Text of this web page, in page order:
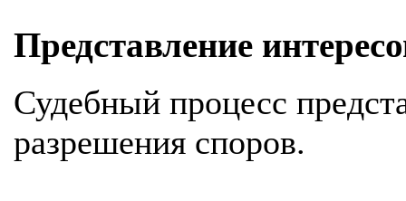
Представление
Судебный процесс
разрешения споров.